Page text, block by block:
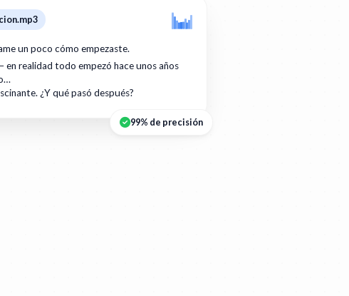
un poco cómo empezaste.
en realidad todo empezó hace unos años
¿Y qué pasó después?
99% de precisión